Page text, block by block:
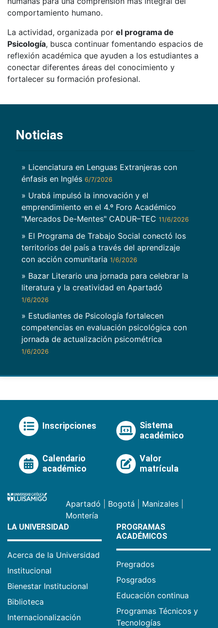
comportamiento humano.
La actividad, organizada por el programa de
Psicología, busca continuar fomentando espacios de
reflexión académica que ayuden a los estudiantes a
conectar diferentes áreas del conocimiento y
fortalecer su formación profesional.
Noticias
» Licenciatura en Lenguas Extranjeras con
énfasis en Inglés 6/7/2026
» Urabá impulsó la innovación y el
emprendimiento en el 4.º Foro Académico
"Mercados De-Mentes" CADUR–TEC 11/6/2026
» El Programa de Trabajo Social conectó los
territorios del país a través del aprendizaje
con acción comunitaria 1/6/2026
» Bazar Literario una jornada para celebrar la
literatura y la creatividad en Apartadó
1/6/2026
» Estudiantes de Psicología fortalecen
competencias en evaluación psicológica con
jornada de actualización psicométrica
1/6/2026
Inscripciones
Sistema
académico
Calendario
académico
Valor
matrícula
Apartadó Bogotá Manizales
Montería
LA UNIVERSIDAD
Acerca de la Universidad
Institucional
Bienestar Institucional
Biblioteca
Internacionalización
PROGRAMAS
ACADÉMICOS
Pregrados
Posgrados
Educación continua
Programas Técnicos y
Tecnologías